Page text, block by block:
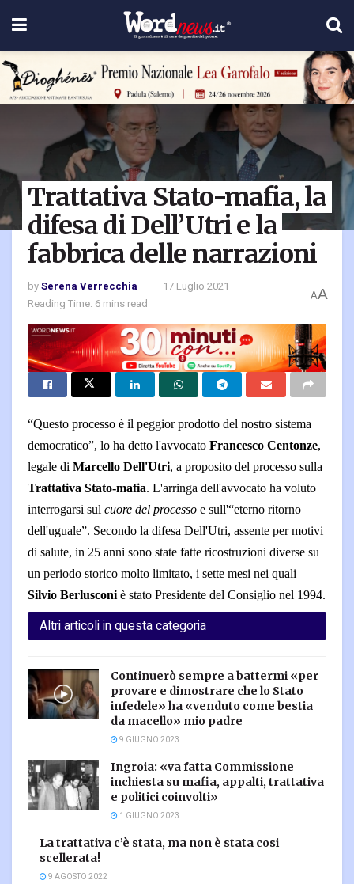
Trattativa Stato-mafia, la
difesa di Dell’Utri e la
fabbrica delle narrazioni
bySerena Verrecchia
17 Luglio 2021
Reading Time: 6 mins read
AA
“Questo processo è il peggior prodotto del nostro sistema
democratico”, lo ha detto l'avvocato Francesco Centonze,
legale di Marcello Dell'Utri, a proposito del processo sulla
Trattativa Stato-mafia. L'arringa dell'avvocato ha voluto
interrogarsi sul cuore del processo e sull'“eterno ritorno
dell'uguale”. Secondo la difesa Dell'Utri, assente per motivi
di salute, in 25 anni sono state fatte ricostruzioni diverse su
un periodo storico molto limitato, i sette mesi nei quali
Silvio Berlusconi è stato Presidente del Consiglio nel 1994.
Altri articoli in questa categoria
Continuerò sempre a battermi «per
provare e dimostrare che lo Stato
infedele» ha «venduto come bestia
da macello» mio padre
9 GIUGNO 2023
Ingroia: «va fatta Commissione
inchiesta su mafia, appalti, trattativa
e politici coinvolti»
1 GIUGNO 2023
La trattativa c’è stata, ma non è stata cosi
scellerata!
9 AGOSTO 2022